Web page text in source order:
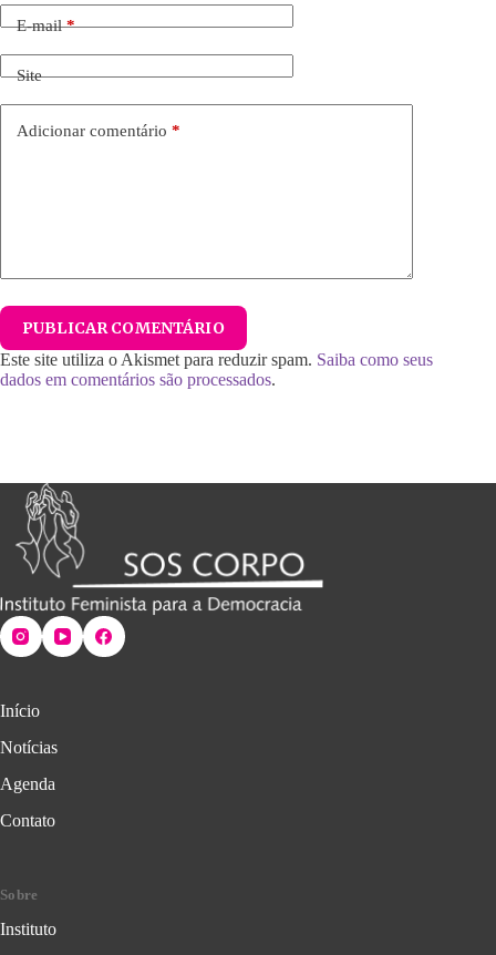
E-mail*
Site
Adicionar comentário *
PUBLICAR COMENTÁRIO
Este site utiliza o Akismet para reduzir spam. Saiba como seus
dados em comentários são processados.
Início
Notícias
Agenda
Contato
Sobre
Instituto